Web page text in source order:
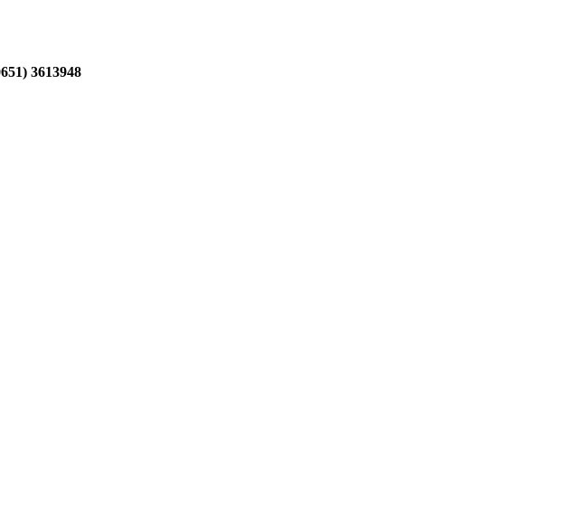
3613948